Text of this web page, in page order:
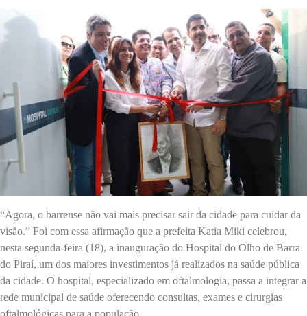
“Agora, o barrense não vai mais precisar sair da cidade para cuidar da
visão.” Foi com essa afirmação que a prefeita Katia Miki celebrou,
nesta segunda-feira (18), a inauguração do Hospital do Olho de Barra
do Piraí, um dos maiores investimentos já realizados na saúde pública
da cidade. O hospital, especializado em oftalmologia, passa a integrar a
rede municipal de saúde oferecendo consultas, exames e cirurgias
oftalmológicas para a população.